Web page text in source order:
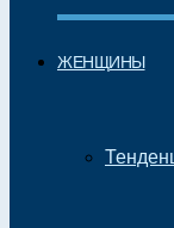
ЖЕНЩИНЫ